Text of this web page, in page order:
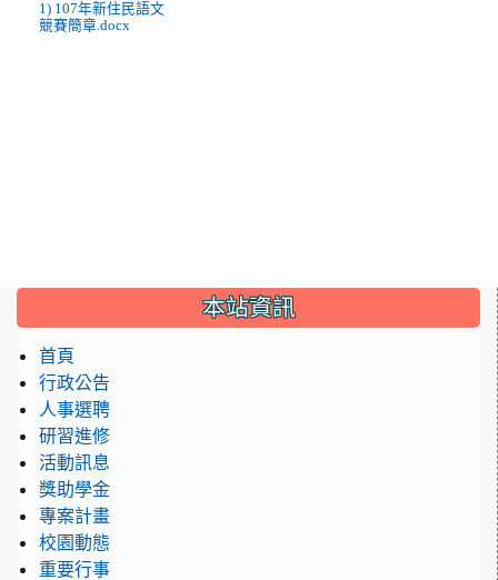
1) 107年新住民語文
競賽簡章.docx
::: 本站資訊
首頁
行政公告
人事選聘
研習進修
活動訊息
獎助學金
專案計畫
校園動態
重要行事